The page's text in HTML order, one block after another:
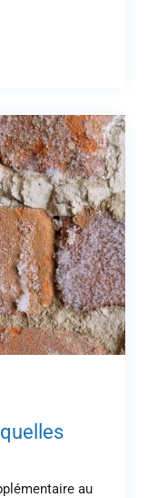
au